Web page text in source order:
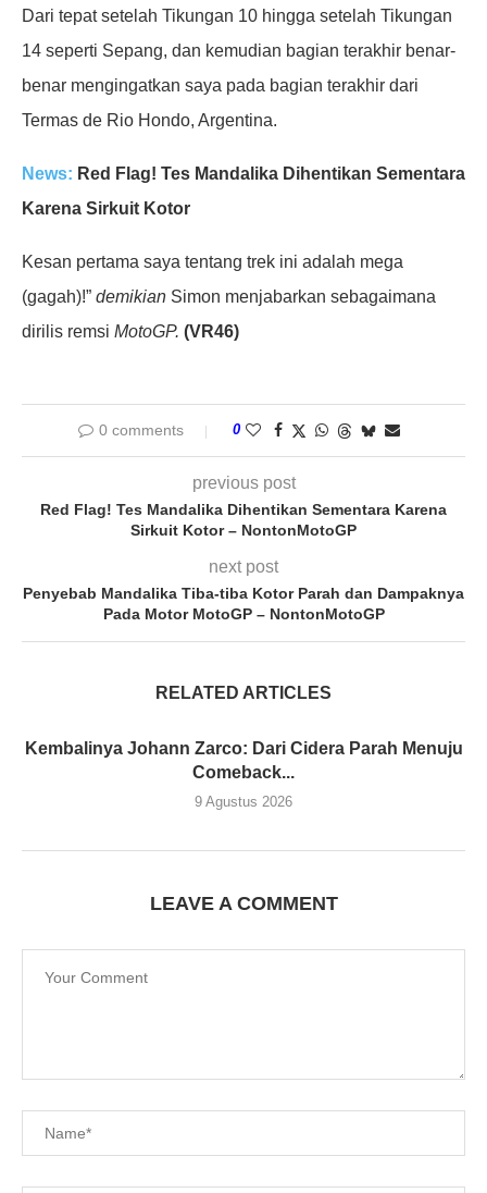
Dari tepat setelah Tikungan 10 hingga setelah Tikungan
14 seperti Sepang, dan kemudian bagian terakhir benar-
benar mengingatkan saya pada bagian terakhir dari
Termas de Rio Hondo, Argentina.
News: Red Flag! Tes Mandalika Dihentikan Sementara
Karena Sirkuit Kotor
Kesan pertama saya tentang trek ini adalah mega
(gagah)!” demikian Simon menjabarkan sebagaimana
dirilis remsi MotoGP. (VR46)
0 comments 0
previous post
Red Flag! Tes Mandalika Dihentikan Sementara Karena
Sirkuit Kotor – NontonMotoGP
next post
Penyebab Mandalika Tiba-tiba Kotor Parah dan Dampaknya
Pada Motor MotoGP – NontonMotoGP
RELATED ARTICLES
Kembalinya Johann Zarco: Dari Cidera Parah Menuju
Comeback...
9 Agustus 2026
LEAVE A COMMENT